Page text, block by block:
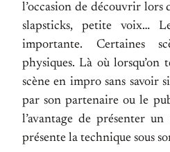
l’occasion de découvrir lors
slapsticks, petite voix…
importante. Certaines
physiques. Là où lorsqu’on
scène en impro sans savoir
par son partenaire ou le
l’avantage de présenter
présente la technique sous